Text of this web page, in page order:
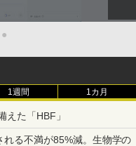
●
1週間 1カ月
えた「HBF」
る不満が85%減。生物学の